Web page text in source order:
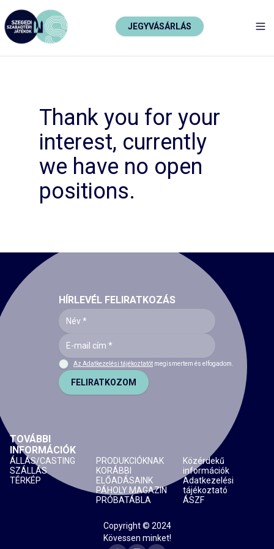
JEGYVÁSÁRLÁS
Thank you for your
interest, currently
we have no open
positions.
Copyright © 2024
Kövessen minket!
TOVÁBBI
INFORMÁCIÓK
ÁLLÁS/CASTING
SZÁLLÁS
TÉRKÉP
PRODUKCIÓKNAK
KORÁBBI
ELŐADÁSAINK
PÁHOLY MAGAZIN
PRÓBATÁBLA
Közérdekű
információk
Adatkezelési
tájékoztató
ÁSZF
HÍRLEVÉL FELIRATKOZÁS
Az Adatkezelési tájékoztatót megismertem és elfogadom.
FELIRATKOZOM